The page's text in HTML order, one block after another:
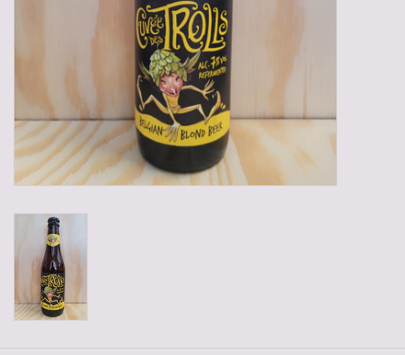
Manden/Kratten
Mixdozen
Streekproducten
Sweets
5-6l vaten